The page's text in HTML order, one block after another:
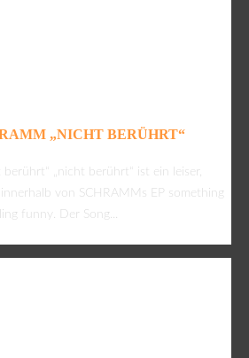
„NICHT BERÜHRT“
„nicht berührt“ ist ein leiser,
von SCHRAMMs EP something
funny. Der Song...